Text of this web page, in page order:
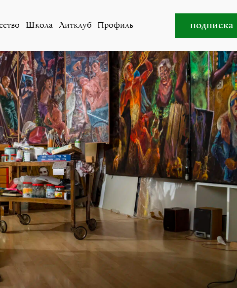
Школа Литклуб Профиль подписка
Туллио Зановелло строит бильд-машину и помогает